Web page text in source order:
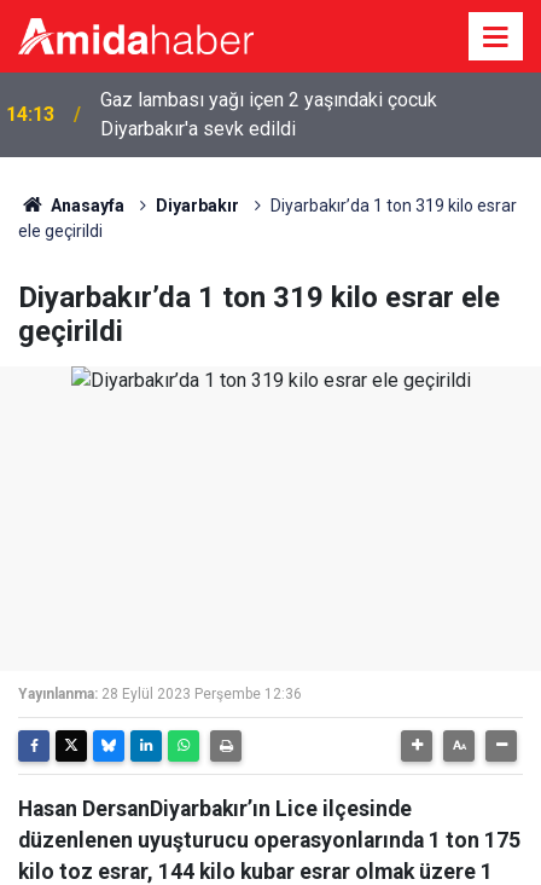
14:01
Kadın kılığında geldi, emekli polis memuruna kurşun
yağdırdı
Anasayfa Diyarbakır
Diyarbakır’da 1 ton 319 kilo esrar
ele geçirildi
Diyarbakır’da 1 ton 319 kilo esrar ele
geçirildi
Yayınlanma: 28 Eylül 2023 Perşembe 12:36
Hasan DersanDiyarbakır’ın Lice ilçesinde
düzenlenen uyuşturucu operasyonlarında 1 ton 175
kilo toz esrar, 144 kilo kubar esrar olmak üzere 1